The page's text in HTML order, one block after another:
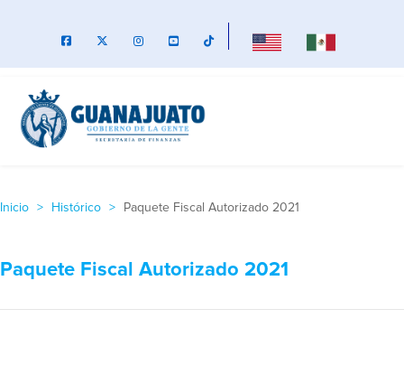
Inicio Histórico Paquete Fiscal Autorizado 2021
Paquete Fiscal Autorizado 2021